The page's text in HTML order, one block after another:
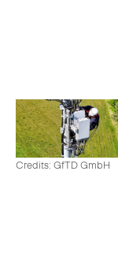
Credits: GfTD GmbH